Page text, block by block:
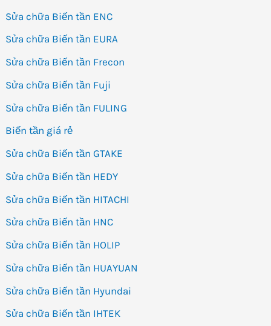
Sửa chữa Biến tần ENC
Sửa chữa Biến tần EURA
Sửa chữa Biến tần Frecon
Sửa chữa Biến tần Fuji
Sửa chữa Biến tần FULING
Biến tần giá rẻ
Sửa chữa Biến tần GTAKE
Sửa chữa Biến tần HEDY
Sửa chữa Biến tần HITACHI
Sửa chữa Biến tần HNC
Sửa chữa Biến tần HOLIP
Sửa chữa Biến tần HUAYUAN
Sửa chữa Biến tần Hyundai
Sửa chữa Biến tần IHTEK